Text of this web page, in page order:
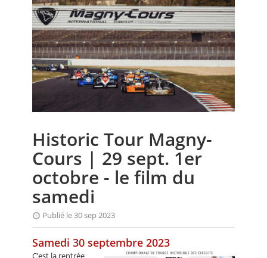
MONTAGNE
EVÈNEMENTS
CALENDRIER
ANNUAIRES
PETITES ANNONCES
Historic Tour Magny-
Cours | 29 sept. 1er
octobre - le film du
samedi
Publié le 30 sep 2023
Samedi 30 septembre 2023